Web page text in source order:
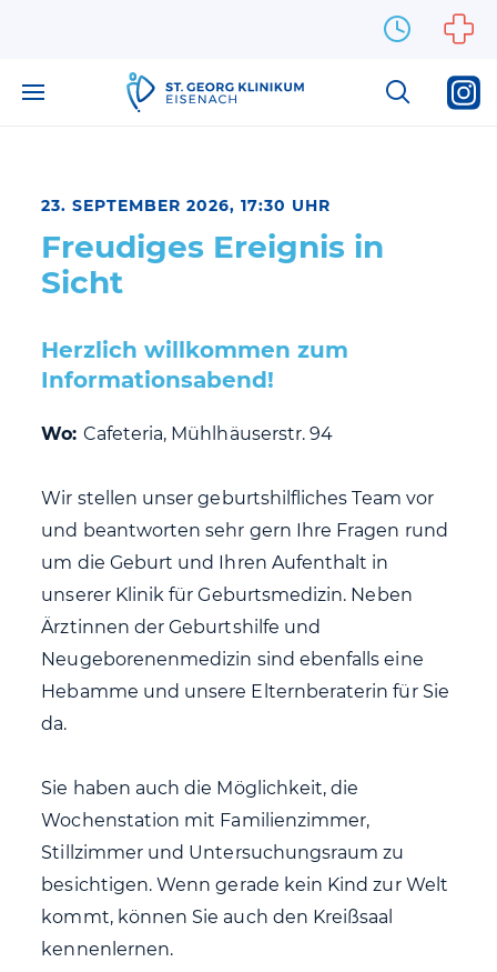
23. SEPTEMBER 2026, 17:30 UHR
Freudiges Ereignis in
Sicht
Herzlich willkommen zum
Informationsabend!
Wo: Cafeteria, Mühlhäuserstr. 94
Wir stellen unser geburtshilfliches Team vor
und beantworten sehr gern Ihre Fragen rund
um die Geburt und Ihren Aufenthalt in
unserer Klinik für Geburtsmedizin. Neben
Ärztinnen der Geburtshilfe und
Neugeborenenmedizin sind ebenfalls eine
Hebamme und unsere Elternberaterin für Sie
da.
Sie haben auch die Möglichkeit, die
Wochenstation mit Familienzimmer,
Stillzimmer und Untersuchungsraum zu
besichtigen. Wenn gerade kein Kind zur Welt
kommt, können Sie auch den Kreißsaal
kennenlernen.